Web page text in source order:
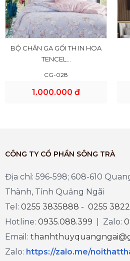
BỘ CHĂN GA GỐI TH IN HOA
TENCEL...
CG-028
1.000.000 đ
CÔNG TY CỔ PHẦN SÔNG TRÀ
Địa chỉ: 596-598; 608-610
Thành, Tỉnh Quảng Ngãi
Tel: 0255 3835888 - 0255
Hotline: 0935.088.399 | Zalo:
Email:
Zalo: https://zalo.me/